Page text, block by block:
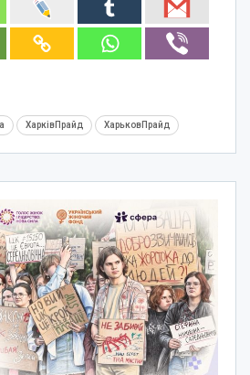
ХарківПрайд ХарьковПрайд